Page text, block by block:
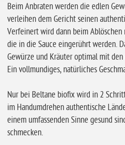
ohne Palmöl
Beim Anbraten werden die edlen
verleihen dem Gericht seinen
Verfeinert wird dann beim Ablöschen
die in die Sauce eingerührt werden.
Gewürze und Kräuter optimal mit
Ein vollmundiges, natürliches
Nur bei Beltane biofix wird in 2
im Handumdrehen authentische
einem umfassenden Sinne gesund
schmecken.